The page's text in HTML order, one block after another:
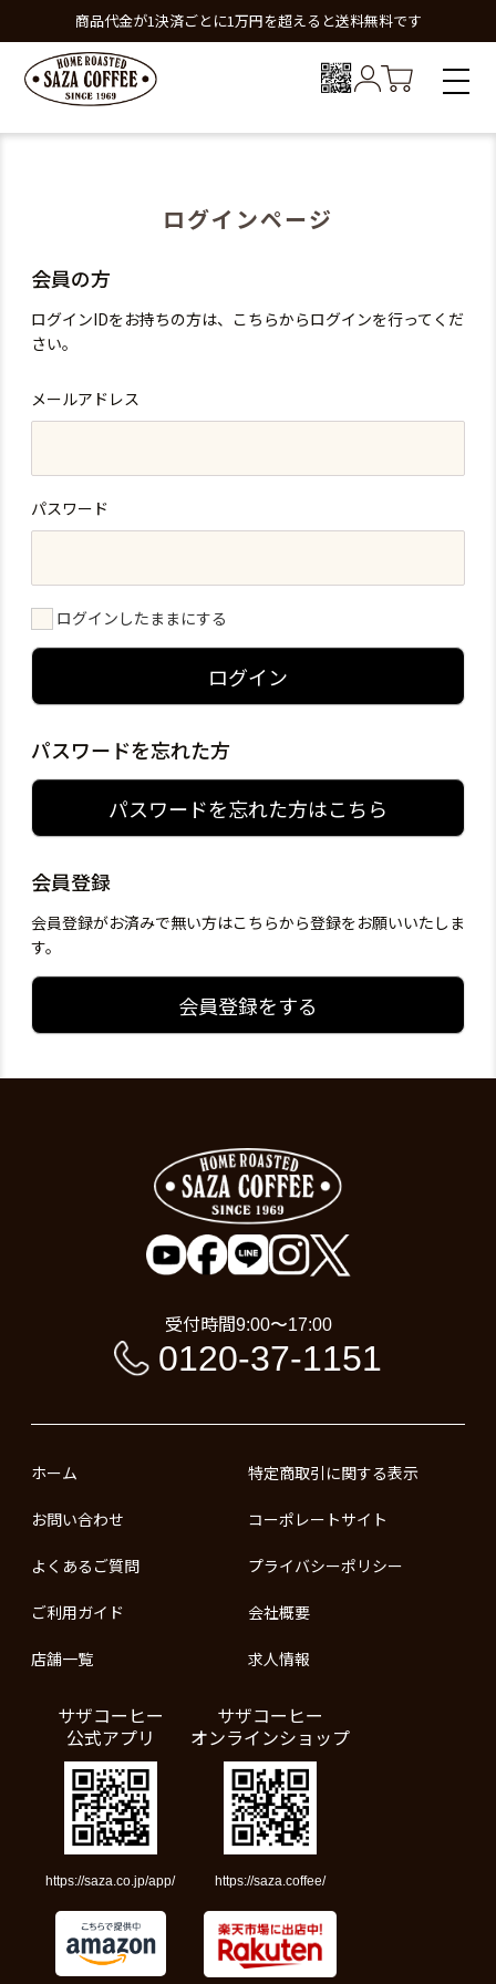
商品代金が1決済ごとに1万円を超えると送料無料です
ログインページ
会員の方
ログインIDをお持ちの方は、こちらからログインを行ってくだ
さい。
メールアドレス
パスワード
ログインしたままにする
ログイン
パスワードを忘れた方
パスワードを忘れた方はこちら
会員登録
会員登録がお済みで無い方はこちらから登録をお願いいたしま
す。
会員登録をする
受付時間9:00〜17:00
0120-37-1151
ホーム
お問い合わせ
よくあるご質問
ご利用ガイド
店舗一覧
特定商取引に関する表示
コーポレートサイト
プライバシーポリシー
会社概要
求人情報
サザコーヒー
公式アプリ
https://saza.co.jp/app/
サザコーヒー
オンラインショップ
https://saza.coffee/